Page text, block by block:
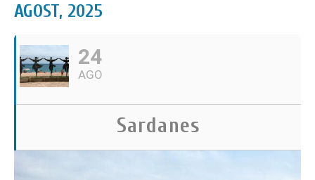
AGOST, 2025
24
AGO
Sardanes